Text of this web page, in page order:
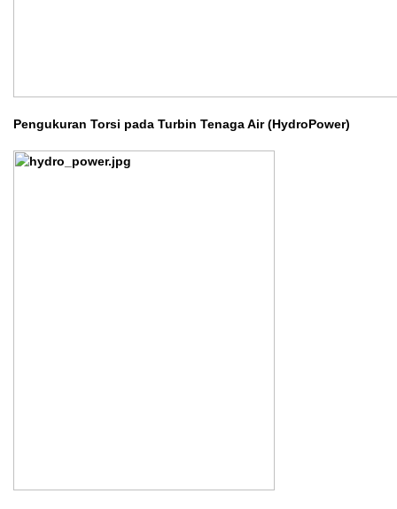
Pengukuran Torsi pada Turbin Tenaga Air (HydroPower)